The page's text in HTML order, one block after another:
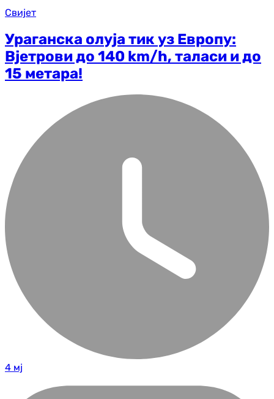
Свијет
Ураганска олуја тик уз Европу:
Вјетрови до 140 km/h, таласи и до
15 метара!
4 мј